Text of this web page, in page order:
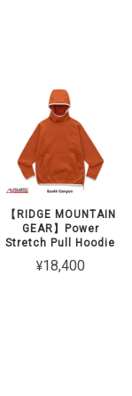
【RIDGE MOUNTAIN
GEAR】Power
Stretch Pull Hoodie
¥18,400